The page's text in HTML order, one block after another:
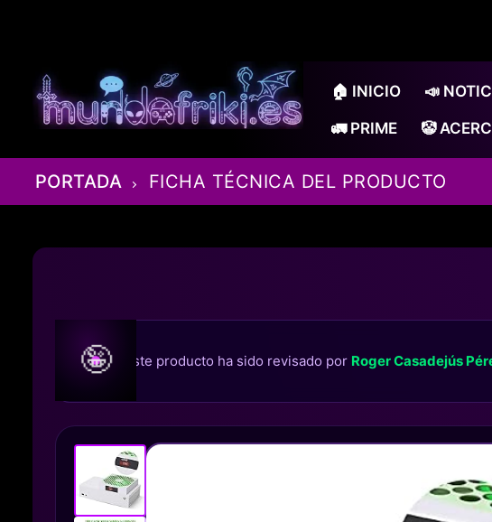
🏠 INICIO 📣
🚛 PRIME 🤡
PORTADA FICHA TÉCNICA DEL PRODUCTO
🤪 Este producto ha sido revisado por Roger Casadejús